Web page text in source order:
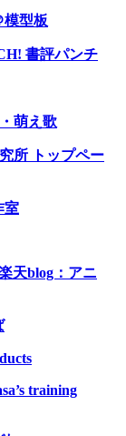
模型板
書評パンチ
萌え歌
所 トップペー
室
天blog：アニ
training